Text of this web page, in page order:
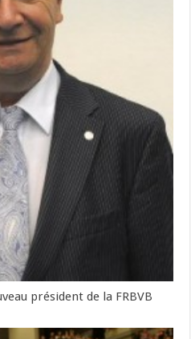
président de la FRBVB